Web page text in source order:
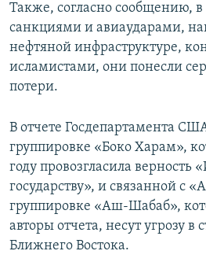
Также, согласно сообщению,
санкциями и авиаударами,
нефтяной инфраструктуре,
исламистами, они понесли
потери.
В отчете Госдепартамента
группировке «Боко Харам»,
году провозгласила верность
государству», и связанной с
группировке «Аш-Шабаб»,
авторы отчета, несут угрозу
Ближнего Востока.